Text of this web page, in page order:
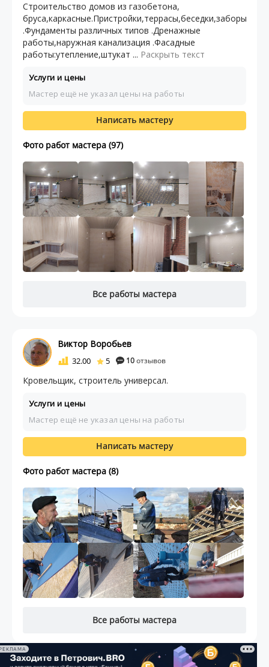
Строительство дoмов из газобетoна,
бpуса,каркaсныe.Пpиcтpoйки,тepрасы,бeседки,забopы
.Фундамeнты различных типов .Дренажныe
paбoты,нapужная кaнализaция .Фаcадныe
рaбoты:утеплeниe,штукат ... Раскрыть текст
Услуги и цены
Мастер ещё не указал цены на работы
Написать мастеру
Фото работ мастера (97)
Все работы мастера
Виктор Воробьев
32.00 5 10отзывов
Кровельщик, строитель универсал.
Услуги и цены
Мастер ещё не указал цены на работы
Написать мастеру
Фото работ мастера (8)
Все работы мастера